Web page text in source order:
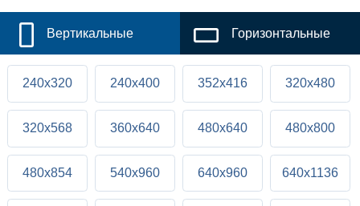
Вертикальные Горизонтальные
240x320 240x400 352x416 320x480
320x568 360x640 480x640 480x800
480x854 540x960 640x960 640x1136